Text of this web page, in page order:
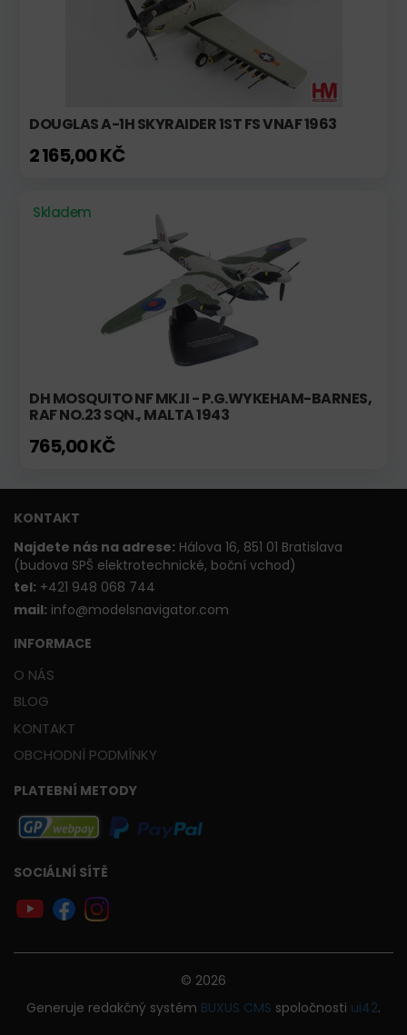
DOUGLAS A-1H SKYRAIDER 1ST FS VNAF 1963
2 165,00 KČ
Skladem
DH MOSQUITO NF MK.II - P.G.WYKEHAM-BARNES,
RAF NO.23 SQN., MALTA 1943
765,00 KČ
KONTAKT
Najdete nás na adrese: Hálova 16, 851 01 Bratislava
(budova SPŠ elektrotechnické, boční vchod)
tel: +421 948 068 744
mail: info@modelsnavigator.com
INFORMACE
O NÁS
BLOG
KONTAKT
OBCHODNÍ PODMÍNKY
PLATEBNÍ METODY
SOCIÁLNÍ SÍTĚ
© 2026
Generuje redakčný systém BUXUS CMS spoločnosti ui42.